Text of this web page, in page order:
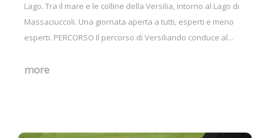
Lago. Tra il mare e le colline della Versilia, intorno al Lago di
Massaciuccoli. Una giornata aperta a tutti, esperti e meno
esperti. PERCORSO Il percorso di Versiliando conduce al...
more